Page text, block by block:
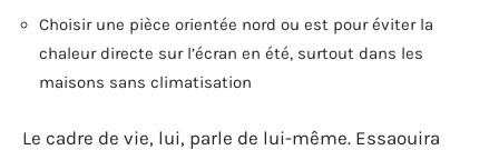
Choisir une pièce orientée nord ou est pour éviter la
chaleur directe sur l’écran en été, surtout dans les
maisons sans climatisation
Le cadre de vie, lui, parle de lui-même. Essaouira